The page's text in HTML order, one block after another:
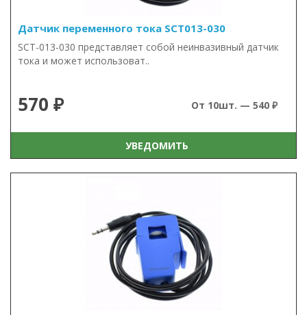
Датчик переменного тока SCT013-030
SCT-013-030 представляет собой неинвазивный датчик
тока и может использоват..
570 ₽ От 10шт. — 540 ₽
УВЕДОМИТЬ